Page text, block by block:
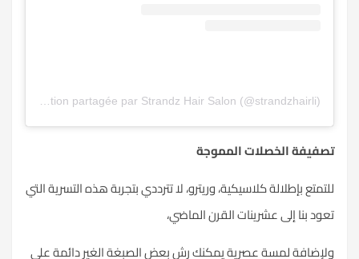
Une publication partagée par Strandz Hair Salon (@strandzhairli)
تصفيفة الخصلات المموجة
للتمتع بإطلالة كلاسيكية، وريترو، لا تترددي بتجربة هذه التسرية التي
تعود بنا إلى عشرينات القرن الماضي،
ولإضافة لمسة عصرية يمكنك رش بعض الصبغة الغير دائمة على